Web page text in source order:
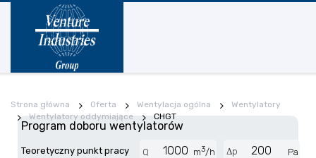
Strona główna Oferta Wentylacja ogólna
Wentylatory
Wentylatory oddymiające
CHGT
Program doboru wentylatorów
Teoretyczny punkt pracy Q m3/h Δp Pa